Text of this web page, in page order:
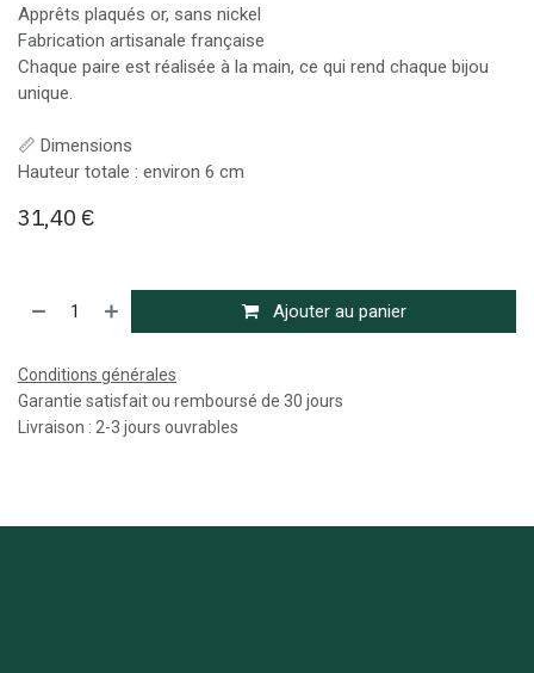
Apprêts plaqués or, sans nickel
Fabrication artisanale française
Chaque paire est réalisée à la main, ce qui rend chaque bijou
unique.
📏 Dimensions
Hauteur totale : environ 6 cm
31,40 €
Ajouter au panier
Conditions générales
Garantie satisfait ou remboursé de 30 jours
Livraison : 2-3 jours ouvrables